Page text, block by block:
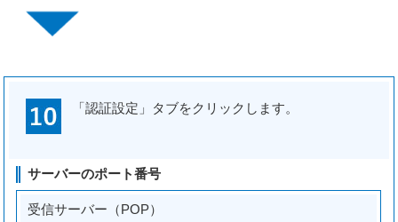
「認証設定」タブをクリックします。
サーバーのポート番号
受信サーバー（POP）